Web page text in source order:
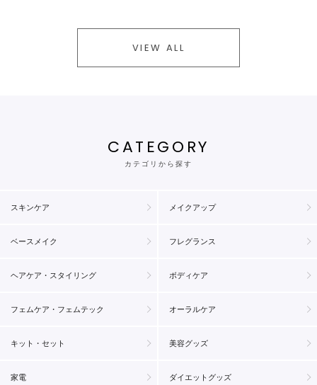
VIEW ALL
CATEGORY
カテゴリから探す
スキンケア メイクアップ
ベースメイク フレグランス
ヘアケア・スタイリング ボディケア
フェムケア・フェムテック オーラルケア
キット・セット 美容グッズ
家電 ダイエットグッズ